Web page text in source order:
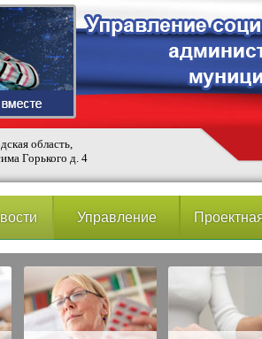
область,
Горького д. 4
Управление